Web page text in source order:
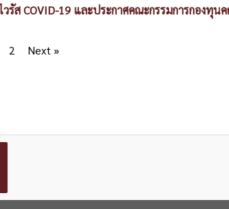
ส COVID-19 และประกาศคณะกรรมการกองทุน
2 Next »